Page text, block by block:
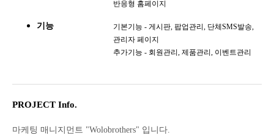
반응형 홈페이지
기능
기본기능 - 게시판, 팝업관리, 단체SMS발송,
관리자 페이지
추가기능 - 회원관리, 제품관리, 이벤트관리
PROJECT Info.
마케팅 매니지먼트 "Wolobrothers" 입니다.